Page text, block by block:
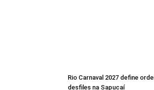
Rio Carnaval 2027 define
desfiles na Sapucaí